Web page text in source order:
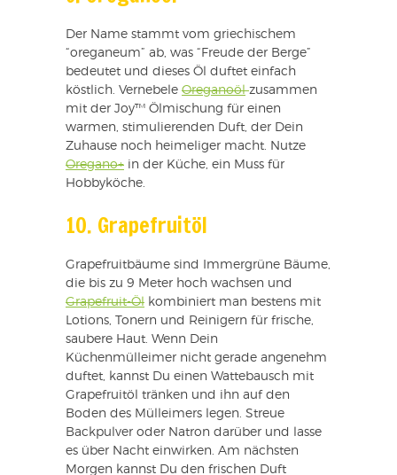
Der Name stammt vom griechischem
“oreganeum” ab, was “Freude der Berge”
bedeutet und dieses Öl duftet einfach
köstlich. Vernebele Oreganoöl zusammen
mit der Joy™ Ölmischung für einen
warmen, stimulierenden Duft, der Dein
Zuhause noch heimeliger macht. Nutze
Oregano+ in der Küche, ein Muss für
Hobbyköche.
10. Grapefruitöl
Grapefruitbäume sind Immergrüne Bäume,
die bis zu 9 Meter hoch wachsen und
Grapefruit-Öl kombiniert man bestens mit
Lotions, Tonern und Reinigern für frische,
saubere Haut. Wenn Dein
Küchenmülleimer nicht gerade angenehm
duftet, kannst Du einen Wattebausch mit
Grapefruitöl tränken und ihn auf den
Boden des Mülleimers legen. Streue
Backpulver oder Natron darüber und lasse
es über Nacht einwirken. Am nächsten
Morgen kannst Du den frischen Duft